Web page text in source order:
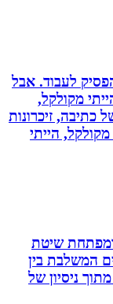
לעבוד. אבל
מקולקל,
זיכרונות
הייתי
שיטת
בין
ניסיון של